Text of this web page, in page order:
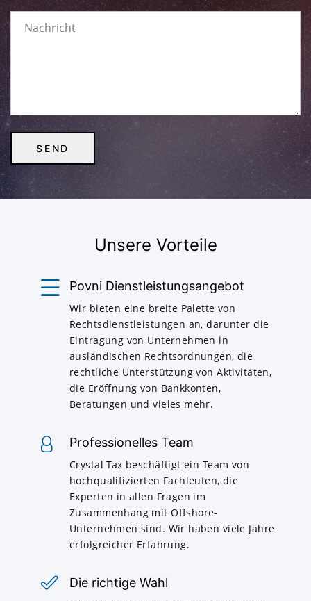
Unsere Vorteile
Povni Dienstleistungsangebot
Wir bieten eine breite Palette von
Rechtsdienstleistungen an, darunter die
Eintragung von Unternehmen in
ausländischen Rechtsordnungen, die
rechtliche Unterstützung von Aktivitäten,
die Eröffnung von Bankkonten,
Beratungen und vieles mehr.
Professionelles Team
Crystal Tax beschäftigt ein Team von
hochqualifizierten Fachleuten, die
Experten in allen Fragen im
Zusammenhang mit Offshore-
Unternehmen sind. Wir haben viele Jahre
erfolgreicher Erfahrung.
Die richtige Wahl